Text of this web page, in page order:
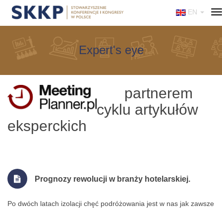
EN
Expert's eye
partnerem
cyklu artykułów
eksperckich
Prognozy rewolucji w branży hotelarskiej.
Po dwóch latach izolacji chęć podróżowania jest w nas jak zawsze